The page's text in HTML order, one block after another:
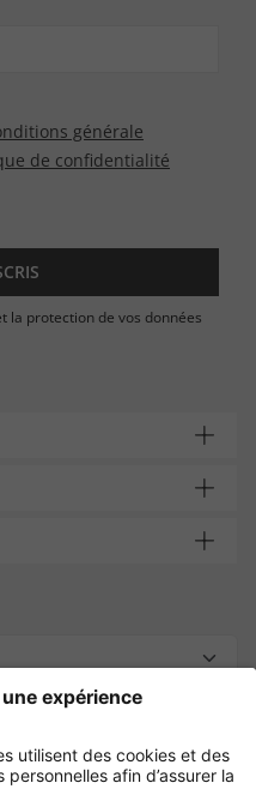
générale
de confidentialité
la protection de vos données